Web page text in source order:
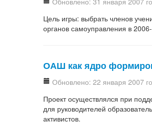
Цель игры: выбрать членов
органов самоуправления в
ОАШ как ядро
Обновлено: 22 января 2007
Проект осуществлялся при
для руководителей
активистов.